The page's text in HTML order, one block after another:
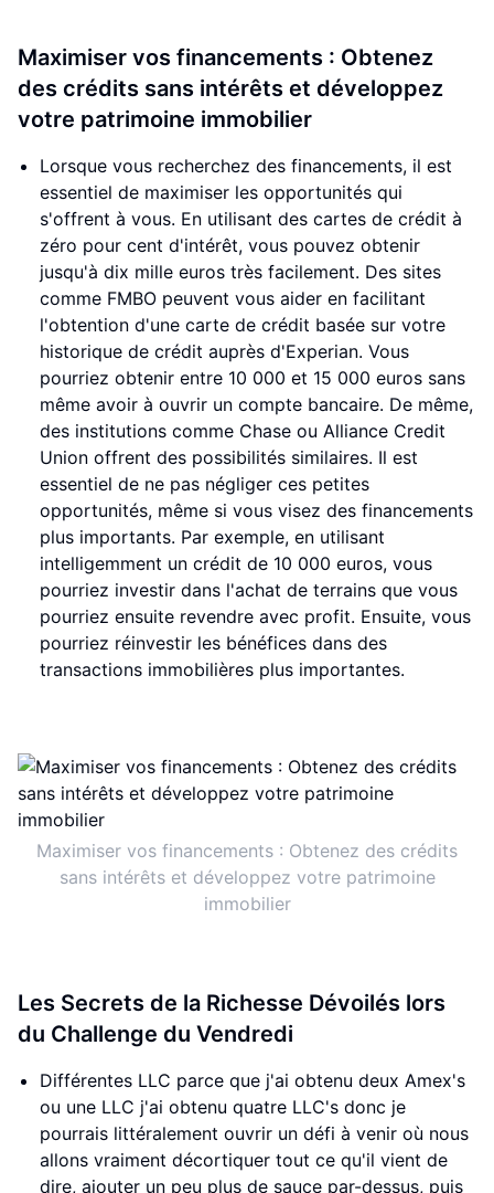
Maximiser vos financements : Obtenez
des crédits sans intérêts et développez
votre patrimoine immobilier
Lorsque vous recherchez des financements, il est
essentiel de maximiser les opportunités qui
s'offrent à vous. En utilisant des cartes de crédit à
zéro pour cent d'intérêt, vous pouvez obtenir
jusqu'à dix mille euros très facilement. Des sites
comme FMBO peuvent vous aider en facilitant
l'obtention d'une carte de crédit basée sur votre
historique de crédit auprès d'Experian. Vous
pourriez obtenir entre 10 000 et 15 000 euros sans
même avoir à ouvrir un compte bancaire. De même,
des institutions comme Chase ou Alliance Credit
Union offrent des possibilités similaires. Il est
essentiel de ne pas négliger ces petites
opportunités, même si vous visez des financements
plus importants. Par exemple, en utilisant
intelligemment un crédit de 10 000 euros, vous
pourriez investir dans l'achat de terrains que vous
pourriez ensuite revendre avec profit. Ensuite, vous
pourriez réinvestir les bénéfices dans des
transactions immobilières plus importantes.
Maximiser vos financements : Obtenez des crédits
sans intérêts et développez votre patrimoine
immobilier
Les Secrets de la Richesse Dévoilés lors
du Challenge du Vendredi
Différentes LLC parce que j'ai obtenu deux Amex's
ou une LLC j'ai obtenu quatre LLC's donc je
pourrais littéralement ouvrir un défi à venir où nous
allons vraiment décortiquer tout ce qu'il vient de
dire, ajouter un peu plus de sauce par-dessus, puis